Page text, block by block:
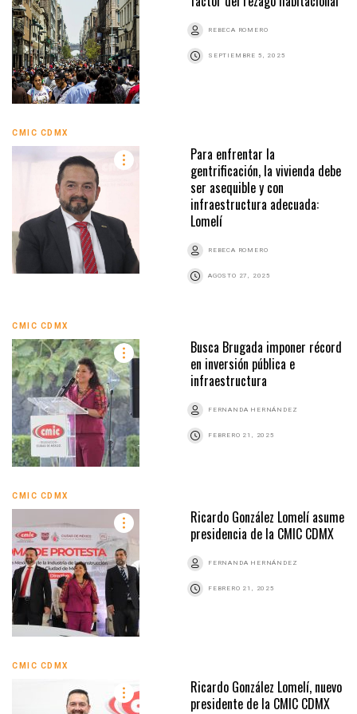
REBECA ROMERO
SEPTIEMBRE 5, 2025
CMIC CDMX
Para enfrentar la
gentrificación, la vivienda debe
ser asequible y con
infraestructura adecuada:
Lomelí
REBECA ROMERO
AGOSTO 27, 2025
CMIC CDMX
Busca Brugada imponer récord
en inversión pública e
infraestructura
FERNANDA HERNÁNDEZ
FEBRERO 21, 2025
CMIC CDMX
Ricardo González Lomelí asume
presidencia de la CMIC CDMX
FERNANDA HERNÁNDEZ
FEBRERO 21, 2025
CMIC CDMX
Ricardo González Lomelí, nuevo
presidente de la CMIC CDMX